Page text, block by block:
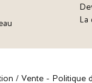
La
/ Vente - Politique